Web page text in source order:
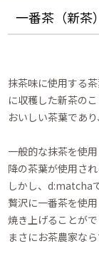
一番茶（新茶
抹茶味に使用する
に収穫した新茶の
おいしい茶葉であ
一般的な抹茶を使
降の茶葉が使用さ
しかし、d:matcha
贅沢に一番茶を使
焼き上げることがで
まさにお茶農家な